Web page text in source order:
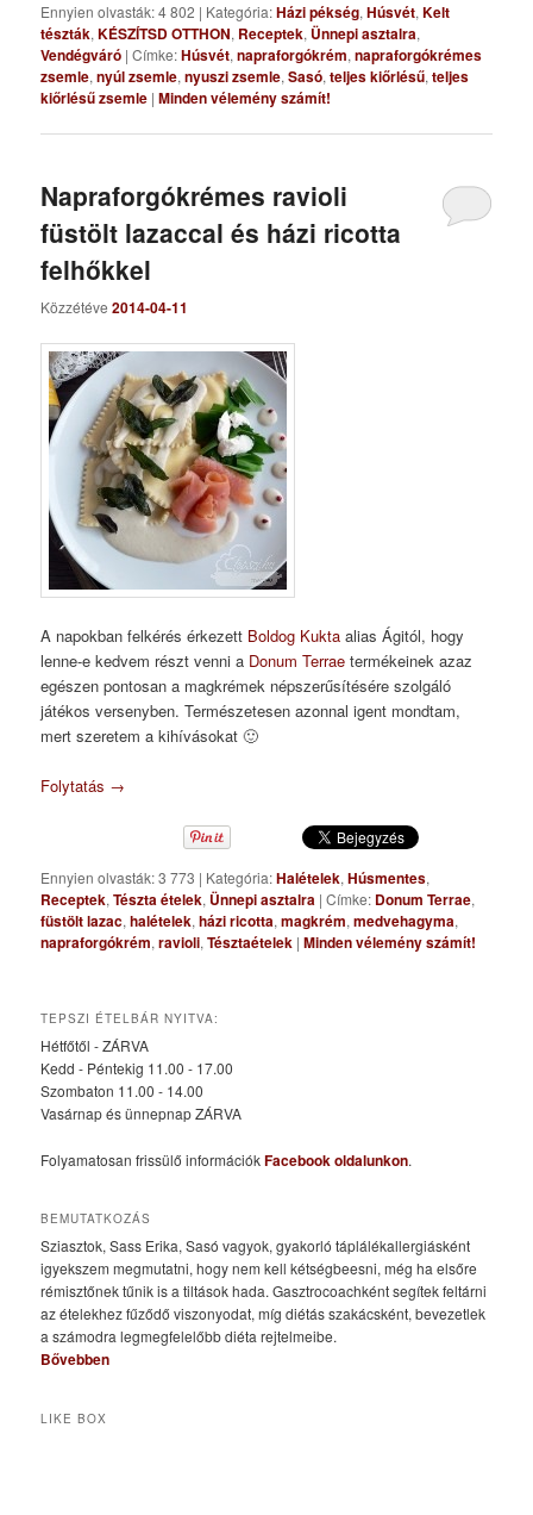
Ennyien olvasták: 4 802 | Kategória:Házi pékség,Húsvét,Kelt
tészták,KÉSZÍTSD OTTHON, Receptek, Ünnepi asztalra,
Vendégváró |Címke:Húsvét,napraforgókrém,napraforgókrémes
zsemle,nyúl zsemle,nyuszi zsemle,Sasó,teljes kiőrlésű,teljes
kiőrlésű zsemle |Minden vélemény számít!
Napraforgókrémes ravioli
füstölt lazaccal és házi ricotta
felhőkkel
Közzétéve2014-04-11
A napokban felkérés érkezett Boldog Kuktaalias Ágitól, hogy
lenne-e kedvem részt venni a Donum Terrae termékeinek azaz
egészen pontosan a magkrémek népszerűsítésére szolgáló
játékos versenyben. Természetesen azonnal igent mondtam,
mert szeretem a kihívásokat 🙂
Folytatás →
Ennyien olvasták: 3 773 | Kategória:Halételek,Húsmentes,
Receptek,Tészta ételek, Ünnepi asztalra |Címke: Donum Terrae,
füstölt lazac,halételek,házi ricotta,magkrém,medvehagyma,
napraforgókrém,ravioli,Tésztaételek |Minden vélemény számít!
TEPSZI ÉTELBÁR NYITVA:
Hétfőtől - ZÁRVA
Kedd - Péntekig 11.00 - 17.00
Szombaton 11.00 - 14.00
Vasárnap és ünnepnap ZÁRVA
Folyamatosan frissülő információkFacebook oldalunkon.
BEMUTATKOZÁS
Sziasztok, Sass Erika, Sasó vagyok, gyakorló táplálékallergiásként
igyekszem megmutatni, hogy nem kell kétségbeesni, még ha elsőre
rémisztőnek tűnik is a tiltások hada. Gasztrocoachként segítek feltárni
az ételekhez fűződő viszonyodat, míg diétás szakácsként, bevezetlek
a számodra legmegfelelőbb diéta rejtelmeibe.
Bővebben
LIKE BOX